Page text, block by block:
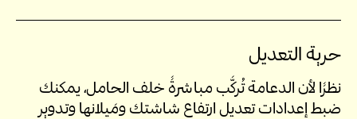
حرية التعديل
نظرًا لأن الدعامة تُركَّب مباشرةً خلف الحامل، يمكنك
ضبط إعدادات تعديل ارتفاع شاشتك ومَيلانها وتدوير